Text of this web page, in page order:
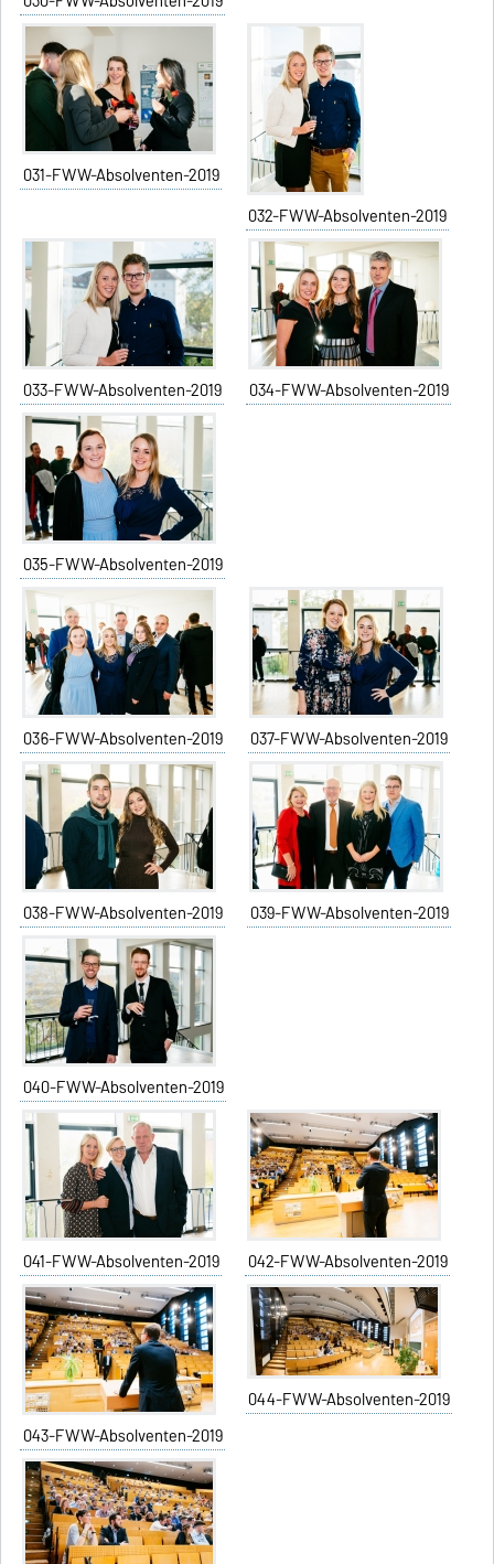
031-FWW-Absolventen-2019
032-FWW-Absolventen-2019
033-FWW-Absolventen-2019 034-FWW-Absolventen-2019
035-FWW-Absolventen-2019
036-FWW-Absolventen-2019 037-FWW-Absolventen-2019
038-FWW-Absolventen-2019 039-FWW-Absolventen-2019
040-FWW-Absolventen-2019
041-FWW-Absolventen-2019 042-FWW-Absolventen-2019
043-FWW-Absolventen-2019
044-FWW-Absolventen-2019